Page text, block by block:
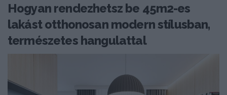
Hogyan rendezhetsz be 45m2-es
lakást otthonosan modern stílusban,
természetes hangulattal